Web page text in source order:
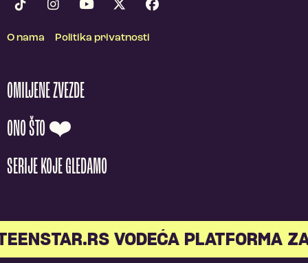
O nama Politika privatnosti
OMILJENE ZVEZDE
ONO ŠTO ❤️
SERIJE KOJE GLEDAMO
VODEĆA PLATFORMA